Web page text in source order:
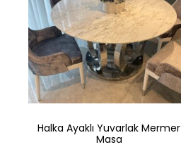
Halka Ayaklı Yuvarlak Mermer
Masa